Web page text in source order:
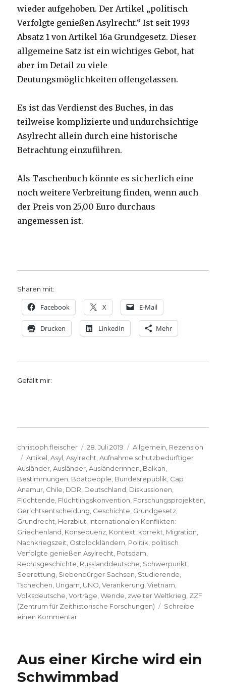
wieder aufgehoben. Der Artikel „politisch
Verfolgte genießen Asylrecht.“ Ist seit 1993
Absatz 1 von Artikel 16a Grundgesetz. Dieser
allgemeine Satz ist ein wichtiges Gebot, hat
aber im Detail zu viele
Deutungsmöglichkeiten offengelassen.
Es ist das Verdienst des Buches, in das
teilweise komplizierte und undurchsichtige
Asylrecht allein durch eine historische
Betrachtung einzuführen.
Als Taschenbuch könnte es sicherlich eine
noch weitere Verbreitung finden, wenn auch
der Preis von 25,00 Euro durchaus
angemessen ist.
Sharen mit:
Facebook X E-Mail
Drucken LinkedIn Mehr
Gefällt mir:
Autor
christoph.fleischer
Veröffentlicht
am
28. Juli 2019 Kategorien
Allgemein Rezension
Schlagwörter
Artikel ,Asyl ,Asylrecht ,Aufnahme schutzbedürftiger
Ausländer ,Ausländer ,Ausländerinnen Balkan
Bestimmungen Boatpeople Bundesrepublik Cap
Anamur Chile DDR Deutschland Diskussionen
Flüchtende Flüchtlingskonvention Forschungsprojekten
Gerichtsentscheidung Geschichte Grundgesetz
Grundrecht Herzblut internationalen Konflikten:
Griechenland Konsequenz Kontext korrekt Migration
Nachkriegszeit Ostblockländern Politik politisch
Verfolgte genießen Asylrecht Potsdam
Rechtsgeschichte Russlanddeutsche Schwerpunkt
Seerettung Siebenbürger Sachsen Studierende
Tschechen Ungarn UNO ,Verankerung ,Vietnam
Volksdeutsche ,Vorträge ,Wende zweiter Weltkrieg ZZF
(Zentrum für Zeithistorische Forschungen)
Schreibe
einen Kommentarzu
Asyl,
von
Aus einer Kirche wird ein
Schwimmbad